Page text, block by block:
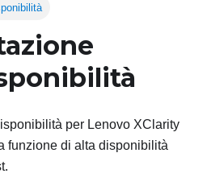
per Lenovo XClarity
funzione di alta disponibilità